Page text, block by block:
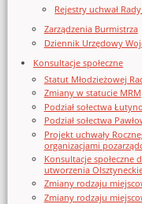
Rejestry uchwał
Zarządzenia Burmistrza
Dziennik Urzędowy
Konsultacje społeczne
Statut Młodzieżowej
Zmiany w statucie MRM
Podział sołectwa
Podział sołectwa
Projekt uchwały
organizacjami
Konsultacje społeczne
utworzenia
Zmiany rodzaju
Zmiany rodzaju